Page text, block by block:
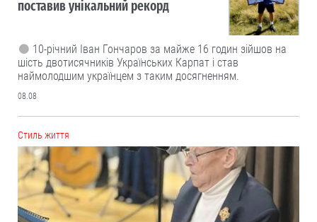
поставив унікальний рекорд
10-річний Іван Гончаров за майже 16 годин зійшов на
шість двотисячників Українських Карпат і став
наймолодшим українцем з таким досягненням.
08.08
Cтиль життя